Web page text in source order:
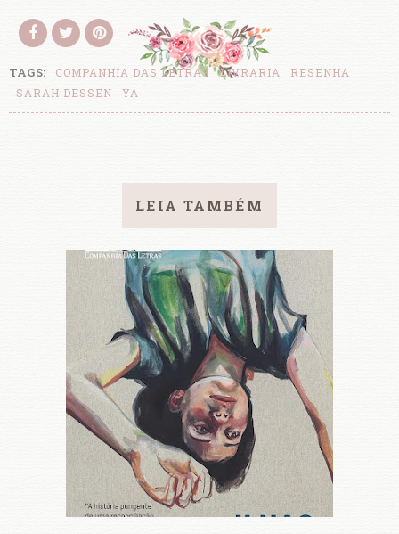
TAGS: COMPANHIA DAS LETRAS LIVRARIA
RESENHA
SARAH DESSEN
YA
LEIA TAMBÉM